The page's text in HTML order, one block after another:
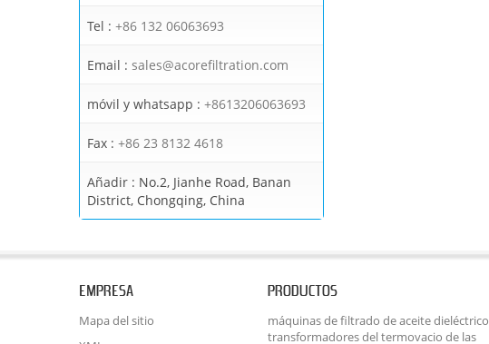
Tel : +86 132 06063693
Email : sales@acorefiltration.com
móvil y whatsapp : +8613206063693
Fax : +86 23 8132 4618
Añadir : No.2, Jianhe Road, Banan
District, Chongqing, China
EMPRESA
Mapa del sitio
PRODUCTOS
máquinas de filtrado de aceite dieléctrico
transformadores del termovacio de las